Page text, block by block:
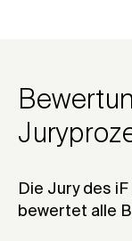
Die Jury des iF
bewertet alle